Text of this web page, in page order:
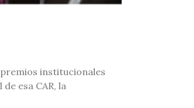
institucionales
esa CAR, la